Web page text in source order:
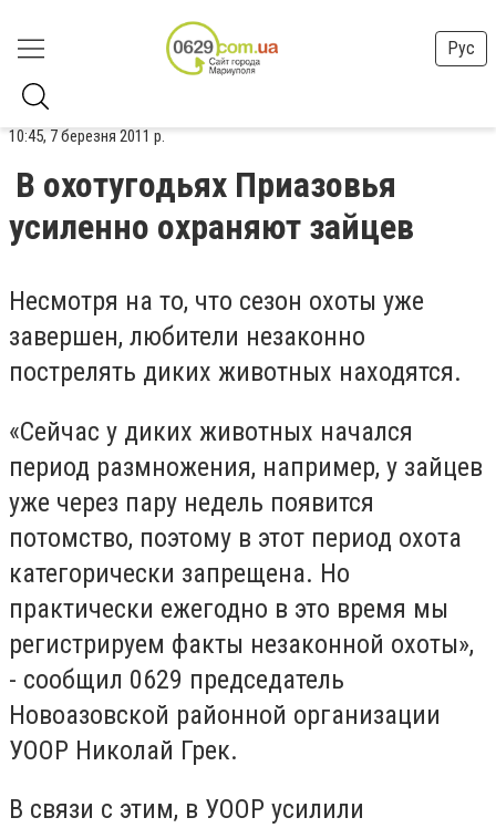
Рус
10:45, 7 березня 2011 р.
В охотугодьях Приазовья
усиленно охраняют зайцев
Несмотря на то, что сезон охоты уже
завершен, любители незаконно
пострелять диких животных находятся.
«Сейчас у диких животных начался
период размножения, например, у зайцев
уже через пару недель появится
потомство, поэтому в этот период охота
категорически запрещена. Но
практически ежегодно в это время мы
регистрируем факты незаконной охоты»,
- сообщил 0629 председатель
Новоазовской районной организации
УООР Николай Грек.
В связи с этим, в УООР усилили